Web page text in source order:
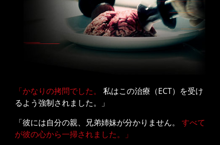
「かなりの拷問でした。
私はこの治療（ECT）を受け
るよう強制されました。」
「彼には自分の親、兄弟姉妹が分かりません。 すべて
が彼の心から一掃されました。」